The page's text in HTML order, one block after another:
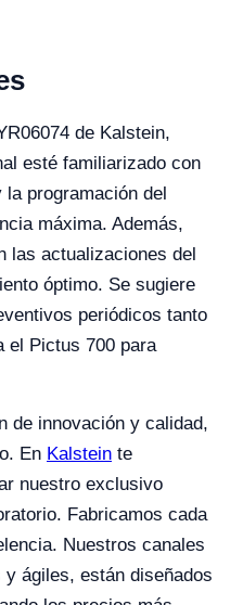
de Kalstein,
esté familiarizado con
programación del
máxima. Además,
las actualizaciones del
óptimo. Se sugiere
periódicos tanto
el Pictus 700 para
de innovación y calidad,
En Kalstein te
nuestro exclusivo
Fabricamos cada
Nuestros canales
ágiles, están diseñados